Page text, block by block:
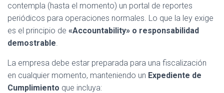
contempla (hasta el momento) un portal de reportes
periódicos para operaciones normales. Lo que la ley exige
es el principio de «Accountability» o responsabilidad
demostrable.
La empresa debe estar preparada para una fiscalización
en cualquier momento, manteniendo un Expediente de
Cumplimiento que incluya: